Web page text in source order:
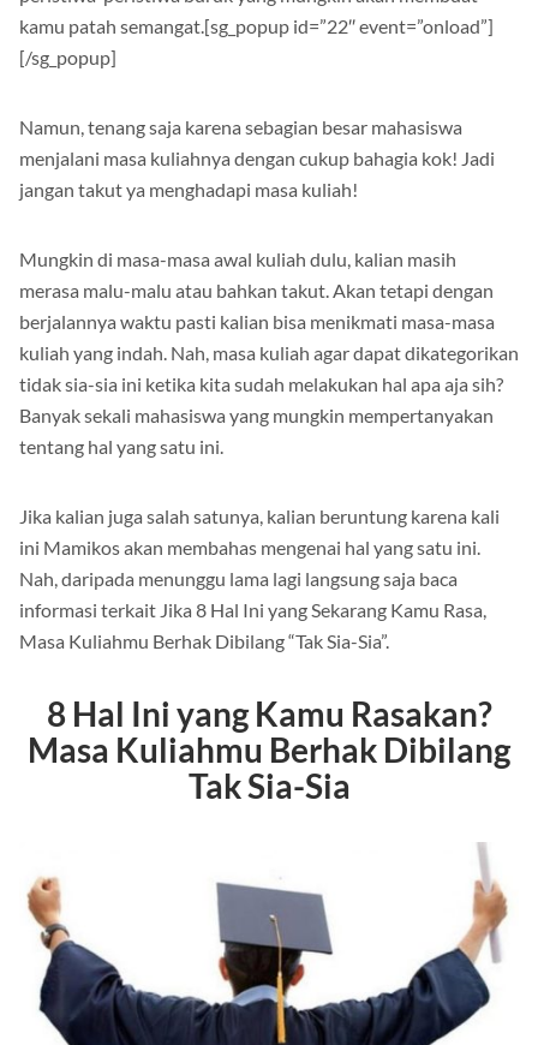
peristiwa-peristiwa buruk yang mungkin akan membuat
kamu patah semangat.[sg_popup id=”22″ event=”onload”]
Namun, tenang saja karena sebagian besar mahasiswa
menjalani masa kuliahnya dengan cukup bahagia kok! Jadi
Mungkin di masa-masa awal kuliah dulu, kalian masih
merasa malu-malu atau bahkan takut. Akan tetapi dengan
berjalannya waktu pasti kalian bisa menikmati masa-masa
kuliah yang indah. Nah, masa kuliah agar dapat dikategorikan
tidak sia-sia ini ketika kita sudah melakukan hal apa aja sih?
Banyak sekali mahasiswa yang mungkin mempertanyakan
Jika kalian juga salah satunya, kalian beruntung karena kali
ini Mamikos akan membahas mengenai hal yang satu ini.
Nah, daripada menunggu lama lagi langsung saja baca
informasi terkait Jika 8 Hal Ini yang Sekarang Kamu Rasa,
8 Hal Ini yang Kamu Rasakan?
Masa Kuliahmu Berhak Dibilang
Tak Sia-Sia